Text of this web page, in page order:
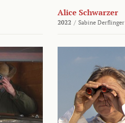
Alice Schwarzer
2022 / Sabine Derflinger